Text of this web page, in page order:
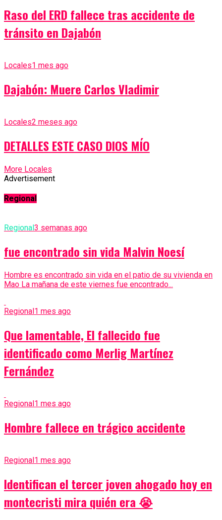
Raso del ERD fallece tras accidente de
tránsito en Dajabón
Locales1 mes ago
Dajabón: Muere Carlos Vladimir
Locales2 meses ago
DETALLES ESTE CASO DIOS MÍO
More Locales
Advertisement
Regional
Regional 3 semanas ago
fue encontrado sin vida Malvin Noesí
Hombre es encontrado sin vida en el patio de su vivienda en
Mao La mañana de este viernes fue encontrado...
Regional1 mes ago
Que lamentable, El fallecido fue
identificado como Merlig Martínez
Fernández
Regional1 mes ago
Hombre fallece en trágico accidente
Regional1 mes ago
Identifican el tercer joven ahogado hoy en
montecristi mira quién era 😭